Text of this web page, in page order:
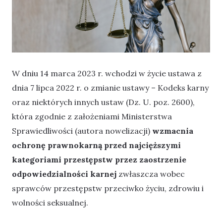
W dniu 14 marca 2023 r. wchodzi w życie ustawa z
dnia 7 lipca 2022 r. o zmianie ustawy – Kodeks karny
oraz niektórych innych ustaw (Dz. U. poz. 2600),
która zgodnie z założeniami Ministerstwa
Sprawiedliwości (autora nowelizacji) wzmacnia
ochronę prawnokarną przed najcięższymi
kategoriami przestępstw przez zaostrzenie
odpowiedzialności karnej zwłaszcza wobec
sprawców przestępstw przeciwko życiu, zdrowiu i
wolności seksualnej.